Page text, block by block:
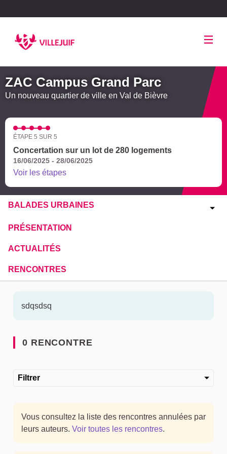
ZAC Campus Grand Parc
Un nouveau quartier de ville en Val de Bièvre
ÉTAPE 5 SUR 5
Concertation sur un lot de 280 logements
16/06/2025 - 28/06/2025
Voir les étapes
BALADES URBAINES
PRÉSENTATION
ACTUALITÉS
RENCONTRES
sdqsdsq
0 RENCONTRE
Filtrer
Vous consultez la liste des rencontres annulées par
leurs auteurs. Voir toutes les rencontres.